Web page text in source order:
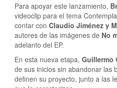
Para apoyar este lanzamiento,
videoclip para el tema
contar con Claudio Jiménez y
autores de las imágenes de No
adelanto del EP.
En esta nueva etapa, Guillermo
de sus inicios sin abandonar las
definen su proyecto, junto a las